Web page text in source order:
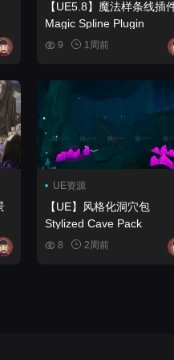
【UE5.8】魔法样条线插
Magic Spline Plugin
9 1周前
UE资源
【UE】风格化洞穴包
Stylized Cave Pack
8 2周前